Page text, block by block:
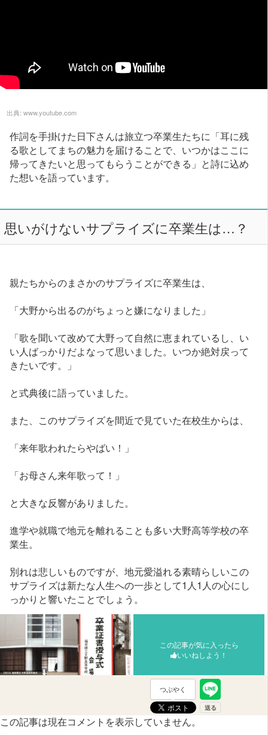
出典: www.youtube.com
作詞を手掛けた日下さんは旅立つ卒業生たちに「耳に残
る歌としてまちの魅力を届けることで、いつかはここに
帰ってきたいと思ってもらうことができる」と詩に込め
た想いを語っています。
思いがけないサプライズに卒業生は…？
親たちからのまさかのサプライズに卒業生は、
「大野から出るのがちょっと嫌になりました」
「歌を聞いて改めて大野って自然に恵まれているし、い
い人ばっかりだよなって思いました。いつか絶対戻って
きたいです。」
と式典後に語っていました。
また、このサプライズを間近で見ていた在校生からは、
「来年歌われたらやばい！」
「お母さん来年歌って！」
と大きな反響がありました。
進学や就職で地元を離れることも多い大野高等学校の卒
業生。
別れは悲しいものですが、地元愛溢れる素晴らしいこの
サプライズは新たな人生への一歩として1人1人の心にし
っかりと響いたことでしょう。
この記事が気に入ったら
いいねしよう！
つぶやく
この記事は現在コメントを表示していません。